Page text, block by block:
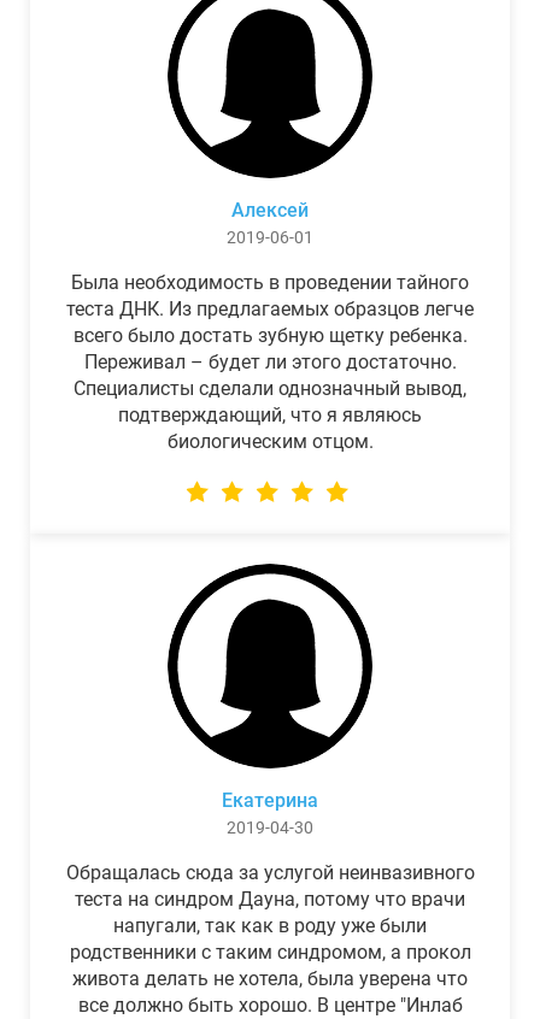
Алексей
2019-06-01
Была необходимость в проведении тайного
теста ДНК. Из предлагаемых образцов легче
всего было достать зубную щетку ребенка.
Переживал – будет ли этого достаточно.
Специалисты сделали однозначный вывод,
подтверждающий, что я являюсь
биологическим отцом.
Екатерина
2019-04-30
Обращалась сюда за услугой неинвазивного
теста на синдром Дауна, потому что врачи
напугали, так как в роду уже были
родственники с таким синдромом, а прокол
живота делать не хотела, была уверена что
все должно быть хорошо. В центре "Инлаб